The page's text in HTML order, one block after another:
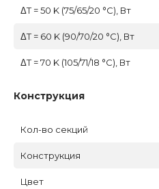
ΔT = 50 K (75/65/20 °C), Вт
ΔT = 60 K (90/70/20 °C), Вт
ΔT = 70 K (105/71/18 °C), Вт
Конструкция
Кол-во секций
Конструкция
Цвет